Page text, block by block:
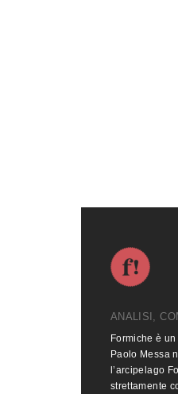
ANALISI,
Formiche è
Paolo Messa
l’arcipelago
strettamente